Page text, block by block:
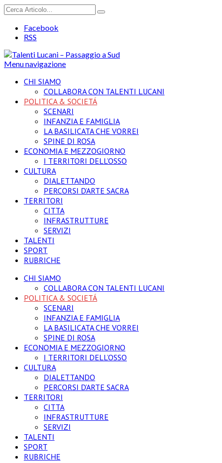
Facebook
RSS
Menu navigazione
CHI SIAMO
COLLABORA CON TALENTI LUCANI
POLITICA & SOCIETÁ
SCENARI
INFANZIA E FAMIGLIA
LA BASILICATA CHE VORREI
SPINE DI ROSA
ECONOMIA E MEZZOGIORNO
I TERRITORI DELL’OSSO
CULTURA
DIALETTANDO
PERCORSI D’ARTE SACRA
TERRITORI
CITTA
INFRASTRUTTURE
SERVIZI
TALENTI
SPORT
RUBRICHE
CHI SIAMO
COLLABORA CON TALENTI LUCANI
POLITICA & SOCIETÁ
SCENARI
INFANZIA E FAMIGLIA
LA BASILICATA CHE VORREI
SPINE DI ROSA
ECONOMIA E MEZZOGIORNO
I TERRITORI DELL’OSSO
CULTURA
DIALETTANDO
PERCORSI D’ARTE SACRA
TERRITORI
CITTA
INFRASTRUTTURE
SERVIZI
TALENTI
SPORT
RUBRICHE